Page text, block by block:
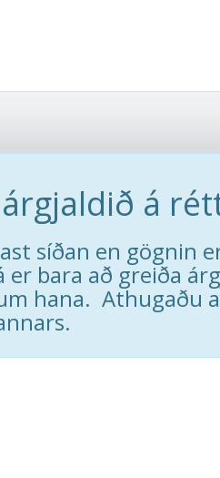
á
síðan en gögnin
er bara að greiða
hana. Athugaðu